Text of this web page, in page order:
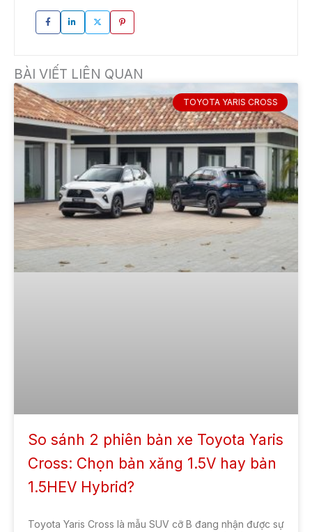
BÀI VIẾT LIÊN QUAN
TOYOTA YARIS CROSS
So sánh 2 phiên bản xe Toyota Yaris
Cross: Chọn bản xăng 1.5V hay bản
1.5HEV Hybrid?
Toyota Yaris Cross là mẫu SUV cỡ B đang nhận được sự